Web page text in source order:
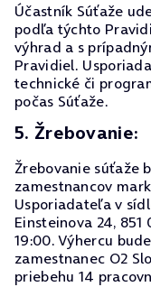
Účastník Súťaže
podľa týchto
výhrad a s
Pravidiel.
technické či
počas Súťaže.
5. Žrebovanie:
Žrebovanie súťaže
zamestnancov
Usporiadateľa v
Einsteinova 24, 851
19:00. Výhercu
zamestnanec O2
priebehu 14